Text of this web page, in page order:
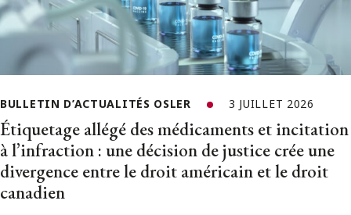
BULLETIN D’ACTUALITÉS OSLER 3 JUILLET 2026
Étiquetage allégé des médicaments et incitation
à l’infraction : une décision de justice crée une
divergence entre le droit américain et le droit
canadien